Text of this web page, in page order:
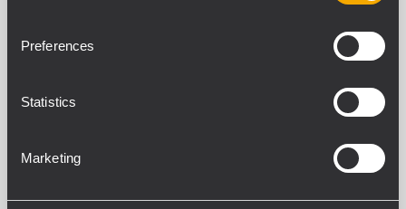
Preferences
Statistics
Marketing
Subwoofer passe-bande compact avec